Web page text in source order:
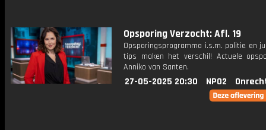
Opsporing Verzocht: Afl. 19
Opsporingsprogramma i.s.m. politie en
tips maken het verschil! Actuele
Anniko van Santen.
27-05-2025 20:30 NPO2